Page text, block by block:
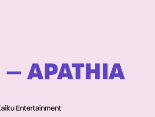
– APATHIA
Entertainment